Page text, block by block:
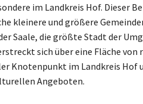
im Landkreis Hof. Dieser
kleinere und größere
Saale, die größte Stadt der
sich über eine Fläche
Knotenpunkt im Landkreis Hof
Angeboten.